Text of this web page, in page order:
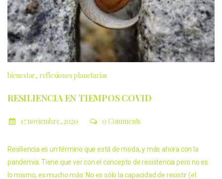
bienestar reflexiones planetarias
RESILIENCIA EN TIEMPOS COVID
17 noviembre, 2020 0 Comments
Resiliencia es un término que está de moda, y más ahora con la
pandemia. Tiene que ver con el concepto de resistencia pero no es
lo mismo, es mucho más. No es sólo la capacidad de resistir (el